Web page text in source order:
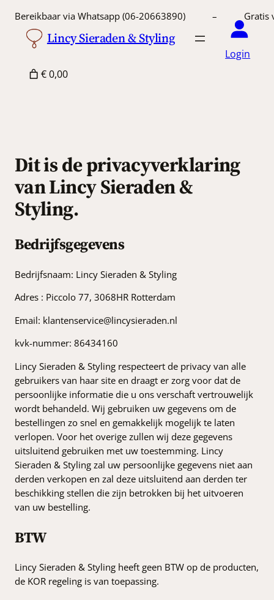
GaBereikbaar via Whatsapp (06-20663890) –
Lincy Sieraden & Styling
Login
€ 0,00
Dit is de privacyverklaring
van Lincy Sieraden &
Styling.
Bedrijfsgegevens
Bedrijfsnaam: Lincy Sieraden & Styling
Adres : Piccolo 77, 3068HR Rotterdam
Email: klantenservice@lincysieraden.nl
kvk-nummer: 86434160
Lincy Sieraden & Styling respecteert de privacy van alle
gebruikers van haar site en draagt er zorg voor dat de
persoonlijke informatie die u ons verschaft vertrouwelijk
wordt behandeld. Wij gebruiken uw gegevens om de
bestellingen zo snel en gemakkelijk mogelijk te laten
verlopen. Voor het overige zullen wij deze gegevens
uitsluitend gebruiken met uw toestemming. Lincy
Sieraden & Styling zal uw persoonlijke gegevens niet aan
derden verkopen en zal deze uitsluitend aan derden ter
beschikking stellen die zijn betrokken bij het uitvoeren
van uw bestelling.
BTW
Lincy Sieraden & Styling heeft geen BTW op de producten,
de KOR regeling is van toepassing.